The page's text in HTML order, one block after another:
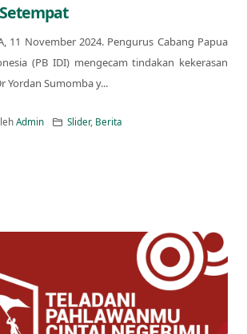
11 November 2024. Pengurus Cabang Papua
(PB IDI) mengecam tindakan kekerasan
Yordan Sumomba y...
Admin Slider, Berita